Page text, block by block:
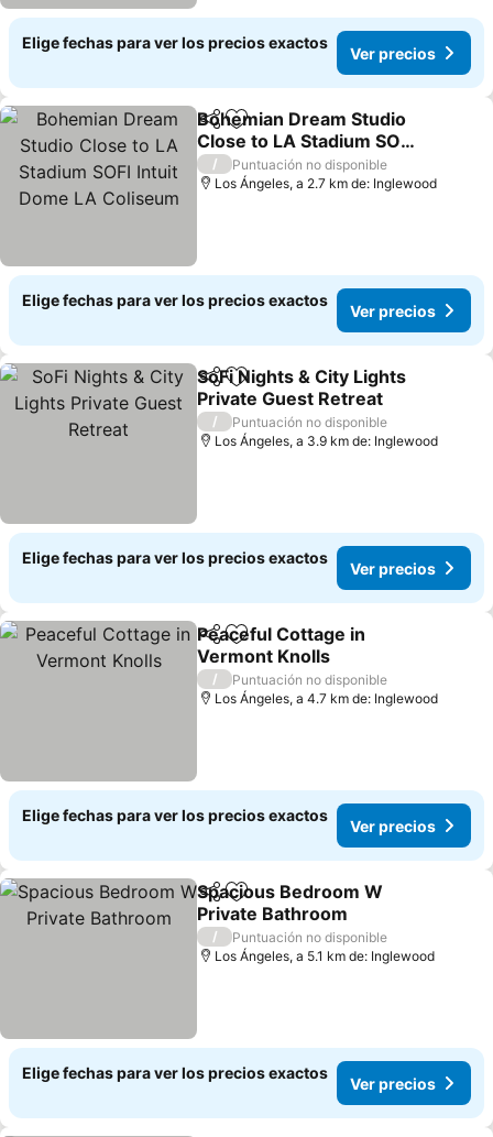
Elige fechas para ver los precios exactos
Ver precios
CompartirAgregar a favoritos
Bohemian Dream Studio
Close to LA Stadium SOFI
Intuit Dome LA Coliseum
/
Puntuación no disponible
Los Ángeles, a 2.7 km de: Inglewood
Elige fechas para ver los precios exactos
Ver precios
CompartirAgregar a favoritos
SoFi Nights & City Lights
Private Guest Retreat
/
Puntuación no disponible
Los Ángeles, a 3.9 km de: Inglewood
Elige fechas para ver los precios exactos
Ver precios
CompartirAgregar a favoritos
Peaceful Cottage in
Vermont Knolls
/
Puntuación no disponible
Los Ángeles, a 4.7 km de: Inglewood
Elige fechas para ver los precios exactos
Ver precios
CompartirAgregar a favoritos
Spacious Bedroom W
Private Bathroom
/
Puntuación no disponible
Los Ángeles, a 5.1 km de: Inglewood
Elige fechas para ver los precios exactos
Ver precios